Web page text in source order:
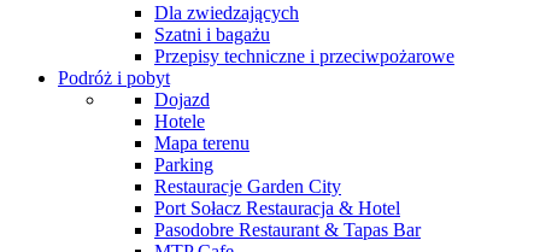
Dla zwiedzających
Szatni i bagażu
Przepisy techniczne i przeciwpożarowe
Podróż i pobyt
Dojazd
Hotele
Mapa terenu
Parking
Restauracje Garden City
Port Sołacz Restauracja & Hotel
Pasodobre Restaurant & Tapas Bar